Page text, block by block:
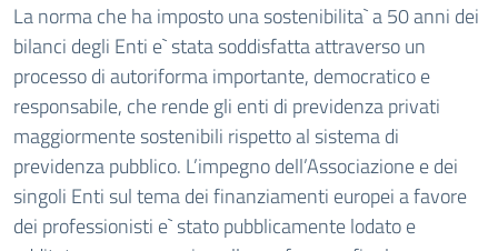
La norma che ha imposto una sostenibilita` a 50 anni dei
bilanci degli Enti e` stata soddisfatta attraverso un
processo di autoriforma importante, democratico e
responsabile, che rende gli enti di previdenza privati
maggiormente sostenibili rispetto al sistema di
previdenza pubblico. L’impegno dell’Associazione e dei
singoli Enti sul tema dei finanziamenti europei a favore
dei professionisti e` stato pubblicamente lodato e